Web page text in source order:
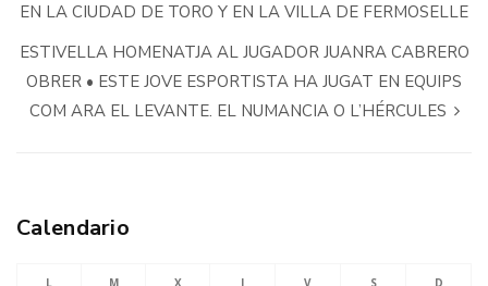
EN LA CIUDAD DE TORO Y EN LA VILLA DE FERMOSELLE
ESTIVELLA HOMENATJA AL JUGADOR JUANRA CABRERO
OBRER • ESTE JOVE ESPORTISTA HA JUGAT EN EQUIPS
COM ARA EL LEVANTE. EL NUMANCIA O L’HÉRCULES
Calendario